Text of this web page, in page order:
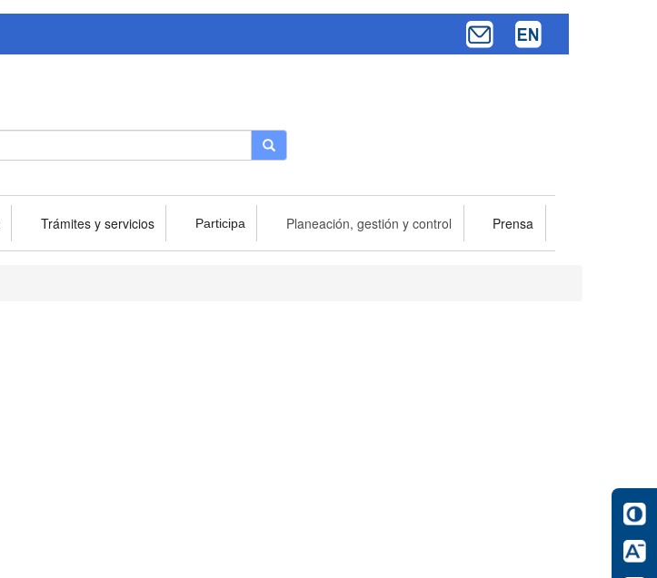
Buscar
Trámites y servicios Participa Planeación, gestión y control Prensa